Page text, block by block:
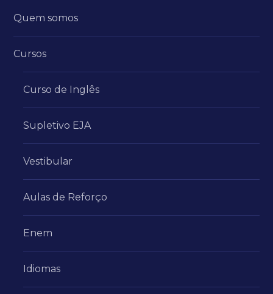
Quem somos
Cursos
Curso de Inglês
Supletivo EJA
Vestibular
Aulas de Reforço
Enem
Idiomas